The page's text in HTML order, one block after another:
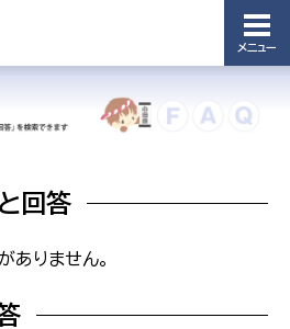
メニュー
回答
ありません。